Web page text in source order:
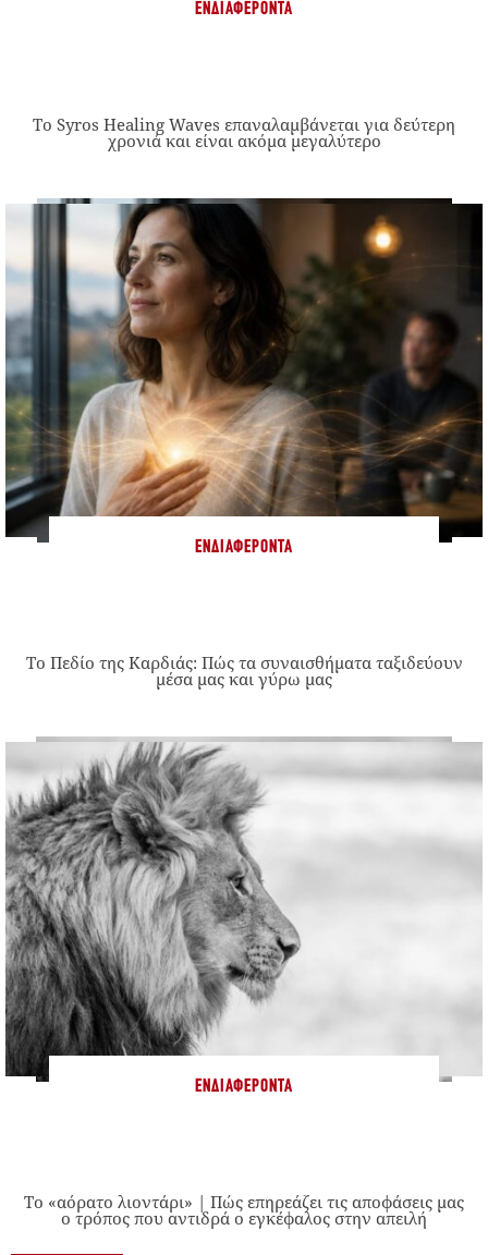
ΕΝΔΙΑΦΈΡΟΝΤΑ
Το Syros Healing Waves επαναλαμβάνεται για δεύτερη
χρονιά και είναι ακόμα μεγαλύτερο
ΕΝΔΙΑΦΈΡΟΝΤΑ
Το Πεδίο της Καρδιάς: Πώς τα συναισθήματα ταξιδεύουν
μέσα μας και γύρω μας
ΕΝΔΙΑΦΈΡΟΝΤΑ
Το «αόρατο λιοντάρι» | Πώς επηρεάζει τις αποφάσεις μας
ο τρόπος που αντιδρά ο εγκέφαλος στην απειλή